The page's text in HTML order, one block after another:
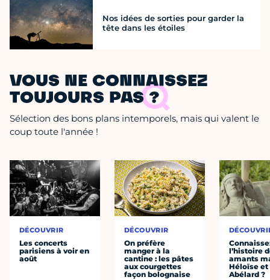
Nos idées de sorties pour garder la
tête dans les étoiles
VOUS NE CONNAISSEZ
TOUJOURS PAS ?
Sélection des bons plans intemporels, mais qui valent le
coup toute l'année !
DÉCOUVRIR
Les concerts
parisiens à voir en
août
DÉCOUVRIR
On préfère
manger à la
cantine : les pâtes
aux courgettes
façon bolognaise
l’histoire
amants
Héloïse et
Abélard ?